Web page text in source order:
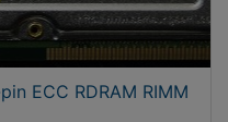
ECC RDRAM RIMM